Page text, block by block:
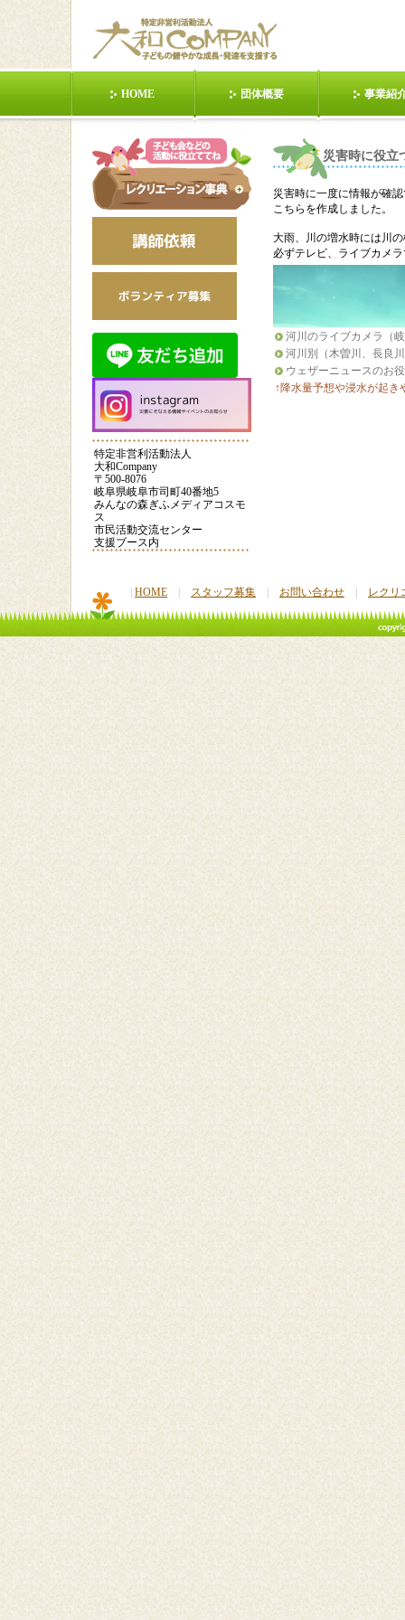
HOME 団体概要 事業紹
東日本大震災 POIおじさんの話②
健康の第１歩
ら！①
日本昭和村 日本昭和村201203 動く(１
静か(３人) 動く(数
列(対抗)
多治見市ジュニアリー
【クラフト】手作りカ
ードを贈ろう①
サイトマ
【クラフト】手作りカ
ードを贈ろう③
2013
POIおじさんの話
大和youtubeページ
災害時に役立
災害時に一度に情報が確
こちらを作成しました。
大雨、川の増水時には川
必ずテレビ、ライブカメ
河川のライブカメラ（
河川別（木曽川、長良
ウェザーニュースのお
↑降水量予想や浸水が起
特定非営利活動法人
大和Company
〒500-8076
岐阜県岐阜市司町40番地5
みんなの森ぎふメディアコスモ
ス
市民活動交流センター
支援ブース内
HOME スタッフ募集 お問い合わせ レクリ